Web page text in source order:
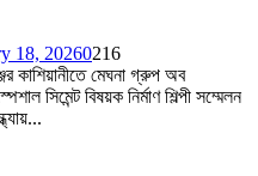
18, 20260216
কাশিয়ানীতে মেঘনা গ্রুপ অব
সিমেন্ট বিষয়ক নির্মাণ শিল্পী সম্মেলন